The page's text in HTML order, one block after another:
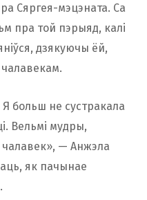
Сяргея-мэцэната. Са
пра той пэрыяд, калі
дзякуючы ёй,
больш не сустракала
Вельмі мудры,
чалавек», — Анжэла
як пачынае